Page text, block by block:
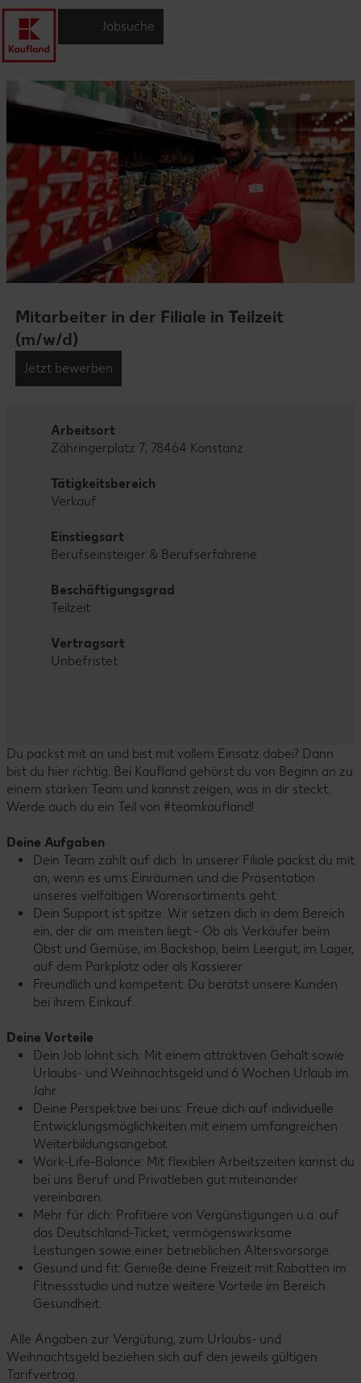
Jobsuche
Mitarbeiter in der Filiale in Teilzeit
(m/w/d)
Jetzt bewerben
Arbeitsort
Zähringerplatz 7, 78464 Konstanz
Tätigkeitsbereich
Verkauf
Einstiegsart
Berufseinsteiger & Berufserfahrene
Beschäftigungsgrad
Teilzeit
Vertragsart
Unbefristet
Du packst mit an und bist mit vollem Einsatz dabei? Dann
bist du hier richtig. Bei Kaufland gehörst du von Beginn an zu
einem starken Team und kannst zeigen, was in dir steckt.
Werde auch du ein Teil von #teamkaufland!
Deine Aufgaben
Dein Team zählt auf dich: In unserer Filiale packst du mit
an, wenn es ums Einräumen und die Präsentation
unseres vielfältigen Warensortiments geht.
Dein Support ist spitze: Wir setzen dich in dem Bereich
ein, der dir am meisten liegt - Ob als Verkäufer beim
Obst und Gemüse, im Backshop, beim Leergut, im Lager,
auf dem Parkplatz oder als Kassierer.
Freundlich und kompetent: Du berätst unsere Kunden
bei ihrem Einkauf.
Deine Vorteile
Dein Job lohnt sich: Mit einem attraktiven Gehalt sowie
Urlaubs- und Weihnachtsgeld und 6 Wochen Urlaub im
Jahr.
Deine Perspektive bei uns: Freue dich auf individuelle
Entwicklungsmöglichkeiten mit einem umfangreichen
Weiterbildungsangebot.
Work-Life-Balance: Mit flexiblen Arbeitszeiten kannst du
bei uns Beruf und Privatleben gut miteinander
vereinbaren.
Mehr für dich: Profitiere von Vergünstigungen u.a. auf
das Deutschland-Ticket, vermögenswirksame
Leistungen sowie einer betrieblichen Altersvorsorge.
Gesund und fit: Genieße deine Freizeit mit Rabatten im
Fitnessstudio und nutze weitere Vorteile im Bereich
Gesundheit.
Alle Angaben zur Vergütung, zum Urlaubs- und
Weihnachtsgeld beziehen sich auf den jeweils gültigen
Tarifvertrag.